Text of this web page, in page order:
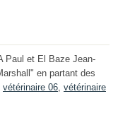
Paul et El Baze Jean-
en partant des
vétérinaire 06, vétérinaire